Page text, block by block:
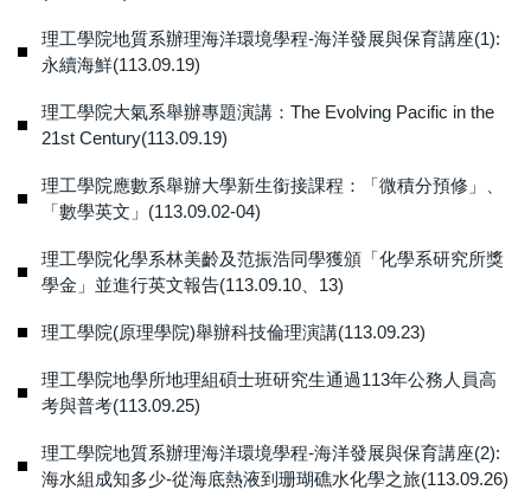
理工學院地質系辦理海洋環境學程-海洋發展與保育講座(1):
永續海鮮(113.09.19)
理工學院大氣系舉辦專題演講：The Evolving Pacific in the
21st Century(113.09.19)
理工學院應數系舉辦大學新生銜接課程：「微積分預修」、
「數學英文」(113.09.02-04)
理工學院化學系林美齡及范振浩同學獲頒「化學系研究所獎
學金」並進行英文報告(113.09.10、13)
理工學院(原理學院)舉辦科技倫理演講(113.09.23)
理工學院地學所地理組碩士班研究生通過113年公務人員高
考與普考(113.09.25)
理工學院地質系辦理海洋環境學程-海洋發展與保育講座(2):
海水組成知多少-從海底熱液到珊瑚礁水化學之旅(113.09.26)